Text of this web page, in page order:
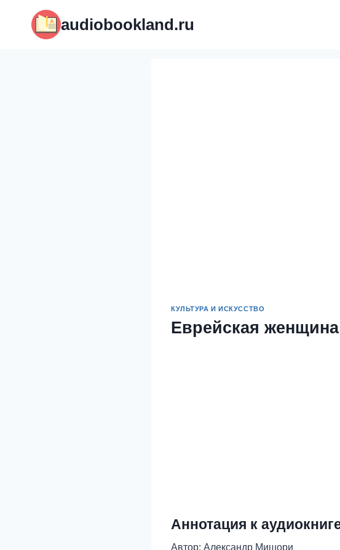
содержимому
audiobookland.ru
КУЛЬТУРА И ИСКУССТВО
Еврейская
Аннотация к
Автор: Александр Мишори